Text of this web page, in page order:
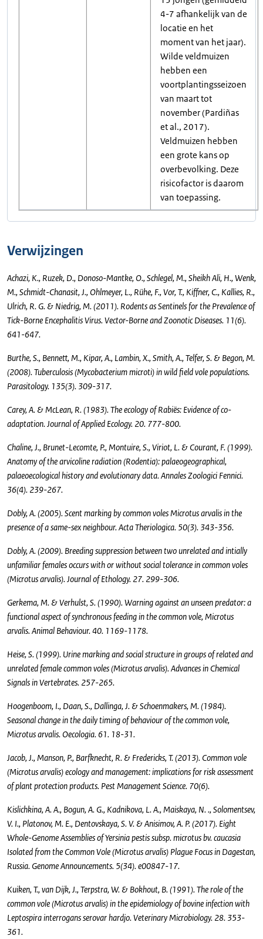
4-7 afhankelijk van de
locatie en het
moment van het jaar).
Wilde veldmuizen
hebben een
voortplantingsseizoen
van maart tot
november (Pardiñas
et al., 2017).
Veldmuizen hebben
een grote kans op
overbevolking. Deze
risicofactor is daarom
van toepassing.
Verwijzingen
Achazi, K., Ruzek, D., Donoso-Mantke, O., Schlegel, M., Sheikh Ali, H., Wenk,
M., Schmidt-Chanasit, J., Ohlmeyer, L., Rühe, F., Vor, T., Kiffner, C., Kallies, R.,
Ulrich, R. G. & Niedrig, M. (2011). Rodents as Sentinels for the Prevalence of
Tick-Borne Encephalitis Virus. Vector-Borne and Zoonotic Diseases. 11(6).
641-647.
Burthe, S., Bennett, M., Kipar, A., Lambin, X., Smith, A., Telfer, S. & Begon, M.
(2008). Tuberculosis (Mycobacterium microti) in wild field vole populations.
Parasitology. 135(3). 309-317.
Carey, A. & McLean, R. (1983). The ecology of Rabiës: Evidence of co-
adaptation. Journal of Applied Ecology. 20. 777-800.
Chaline, J., Brunet-Lecomte, P., Montuire, S., Viriot, L. & Courant, F. (1999).
Anatomy of the arvicoline radiation (Rodentia): palaeogeographical,
palaeoecological history and evolutionary data. Annales Zoologici Fennici.
36(4). 239-267.
Dobly, A. (2005). Scent marking by common voles Microtus arvalis in the
presence of a same-sex neighbour. Acta Theriologica. 50(3). 343-356.
Dobly, A. (2009). Breeding suppression between two unrelated and intially
unfamiliar females occurs with or without social tolerance in common voles
(Microtus arvalis). Journal of Ethology. 27. 299-306.
Gerkema, M. & Verhulst, S. (1990). Warning against an unseen predator: a
functional aspect of synchronous feeding in the common vole, Microtus
arvalis. Animal Behaviour. 40. 1169-1178.
Heise, S. (1999). Urine marking and social structure in groups of related and
unrelated female common voles (Microtus arvalis). Advances in Chemical
Signals in Vertebrates. 257-265.
Hoogenboom, I., Daan, S., Dallinga, J. & Schoenmakers, M. (1984).
Seasonal change in the daily timing of behaviour of the common vole,
Microtus arvalis. Oecologia. 61. 18-31.
Jacob, J., Manson, P., Barfknecht, R. & Fredericks, T. (2013). Common vole
(Microtus arvalis) ecology and management: implications for risk assessment
of plant protection products. Pest Management Science. 70(6).
Kislichkina, A. A., Bogun, A. G., Kadnikova, L. A., Maiskaya, N. ., Solomentsev,
V. I., Platonov, M. E., Dentovskaya, S. V. & Anisimov, A. P. (2017). Eight
Whole-Genome Assemblies of Yersinia pestis subsp. microtus bv. caucasia
Isolated from the Common Vole (Microtus arvalis) Plague Focus in Dagestan,
Russia. Genome Announcements. 5(34). e00847-17.
Kuiken, T., van Dijk, J., Terpstra, W. & Bokhout, B. (1991). The role of the
common vole (Microtus arvalis) in the epidemiology of bovine infection with
Leptospira interrogans serovar hardjo. Veterinary Microbiology. 28. 353-
361.